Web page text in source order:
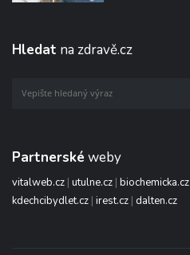
Hledat na zdravě.cz
Partnerské weby
vitalweb.cz | utulne.cz | biochemicka.cz
kdechcibydlet.cz | irest.cz | dalten.cz